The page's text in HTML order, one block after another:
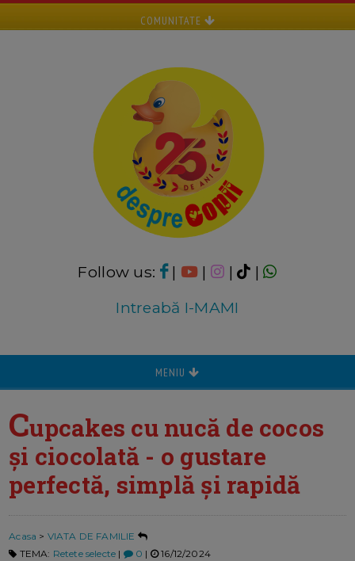
COMUNITATE
Follow us: | | |
|
Intreabă I-MAMI
MENIU
Cupcakes cu nucă de cocos
și ciocolată - o gustare
perfectă, simplă și rapidă
Acasa > VIATA DE FAMILIE
TEMA: Retete selecte | 0 | 16/12/2024